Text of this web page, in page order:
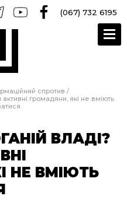
(067) 732 6195
спротив /
громадяни, які не вміють
ВЛАДІ?
НЕ ВМІЮТЬ